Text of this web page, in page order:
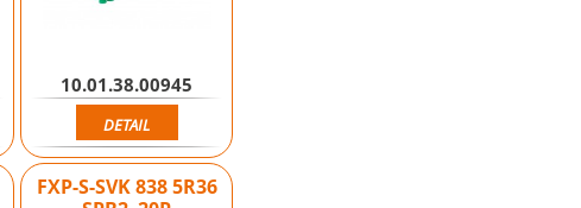
10.01.38.00945
DETAIL
FXP-S-SVK 838 5R36